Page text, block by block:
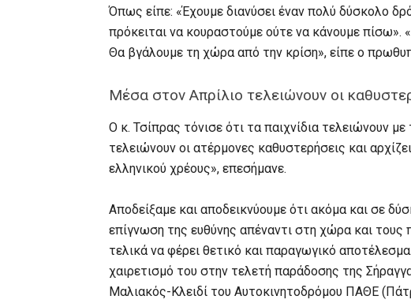
Όπως είπε: «Έχουμε διανύσει έναν πολύ δύσκολο
πρόκειται να κουραστούμε ούτε να κάνουμε πίσω».
Θα βγάλουμε τη χώρα από την κρίση», είπε ο
Μέσα στον Απρίλιο τελειώνουν οι
Ο κ. Τσίπρας τόνισε ότι τα παιχνίδια τελειώνουν
τελειώνουν οι ατέρμονες καθυστερήσεις και
ελληνικού χρέους», επεσήμανε.
Αποδείξαμε και αποδεικνύουμε ότι ακόμα και σε
επίγνωση της ευθύνης απέναντι στη χώρα και τους
τελικά να φέρει θετικό και παραγωγικό
χαιρετισμό του στην τελετή παράδοσης της
Μαλιακός-Κλειδί του Αυτοκινητοδρόμου ΠΑΘΕ